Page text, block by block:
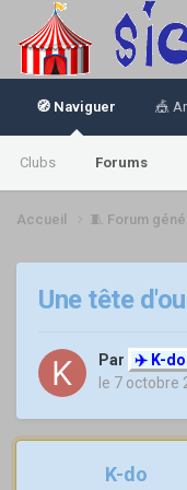
🧭 Naviguer
Clubs Forums
🎪
Accueil 🧵 Forum
Une tête
Par
✈️ K-do
le 7 octobre
K-do